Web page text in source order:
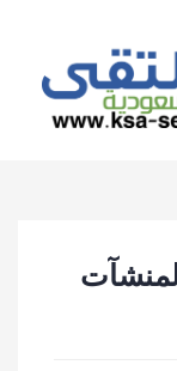
توظيف
تنقيب